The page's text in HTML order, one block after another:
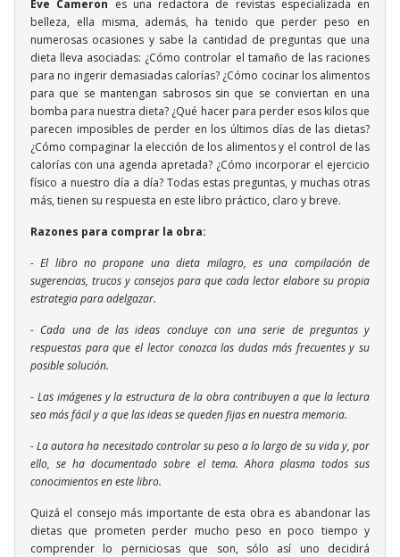
Eve Cameron es una redactora de revistas especializada en
belleza, ella misma, además, ha tenido que perder peso en
numerosas ocasiones y sabe la cantidad de preguntas que una
dieta lleva asociadas: ¿Cómo controlar el tamaño de las raciones
para no ingerir demasiadas calorías? ¿Cómo cocinar los alimentos
para que se mantengan sabrosos sin que se conviertan en una
bomba para nuestra dieta? ¿Qué hacer para perder esos kilos que
parecen imposibles de perder en los últimos días de las dietas?
¿Cómo compaginar la elección de los alimentos y el control de las
calorías con una agenda apretada? ¿Cómo incorporar el ejercicio
físico a nuestro día a día? Todas estas preguntas, y muchas otras
más, tienen su respuesta en este libro práctico, claro y breve.
Razones para comprar la obra:
- El libro no propone una dieta milagro, es una compilación de
sugerencias, trucos y consejos para que cada lector elabore su propia
estrategia para adelgazar.
- Cada una de las ideas concluye con una serie de preguntas y
respuestas para que el lector conozca las dudas más frecuentes y su
posible solución.
- Las imágenes y la estructura de la obra contribuyen a que la lectura
sea más fácil y a que las ideas se queden fijas en nuestra memoria.
- La autora ha necesitado controlar su peso a lo largo de su vida y, por
ello, se ha documentado sobre el tema. Ahora plasma todos sus
conocimientos en este libro.
Quizá el consejo más importante de esta obra es abandonar las
dietas que prometen perder mucho peso en poco tiempo y
comprender lo perniciosas que son, sólo así uno decidirá